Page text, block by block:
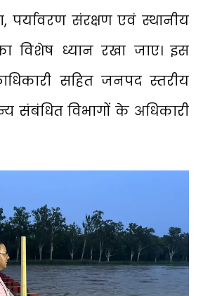
पर्यावरण संरक्षण एवं स्थानीय
विशेष ध्यान रखा जाए। इस
सहित जनपद स्तरीय
संबंधित विभागों के अधिकारी